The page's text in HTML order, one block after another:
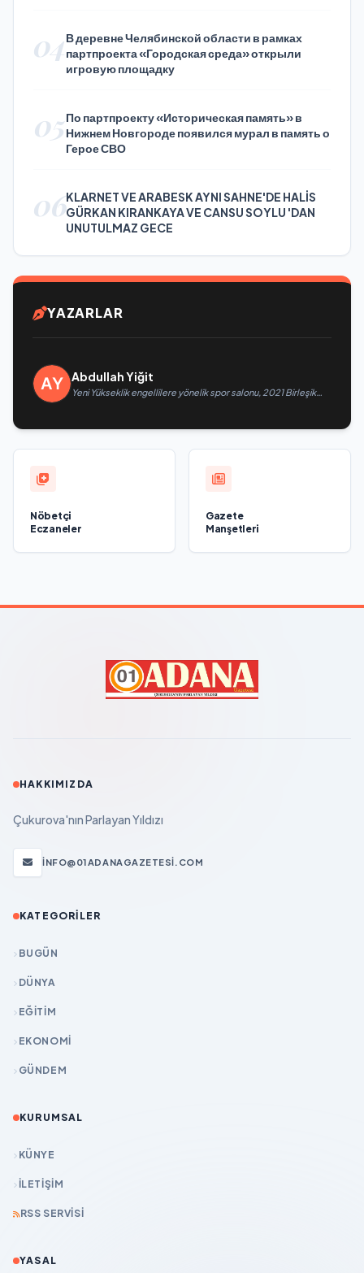
04В деревне Челябинской области в рамках
партпроекта «Городская среда» открыли
игровую площадку
05По партпроекту «Историческая память» в
Нижнем Новгороде появился мурал в память о
Герое СВО
06KLARNET VE ARABESK AYNI SAHNE'DE HALİS
GÜRKAN KIRANKAYA VE CANSU SOYLU 'DAN
UNUTULMAZ GECE
YAZARLAR
Abdullah Yiğit
Yeni Yükseklik engellilere yönelik spor salonu, 2021 Birleşik
Nöbetçi
Eczaneler
Gazete
Manşetleri
HAKKIMIZDA
Çukurova'nın Parlayan Yıldızı
INFO@01ADANAGAZETESI.COM
KATEGORILER
BUGÜN
DÜNYA
EĞİTİM
EKONOMİ
GÜNDEM
KURUMSAL
KÜNYE
İLETIŞIM
RSS SERVISI
YASAL